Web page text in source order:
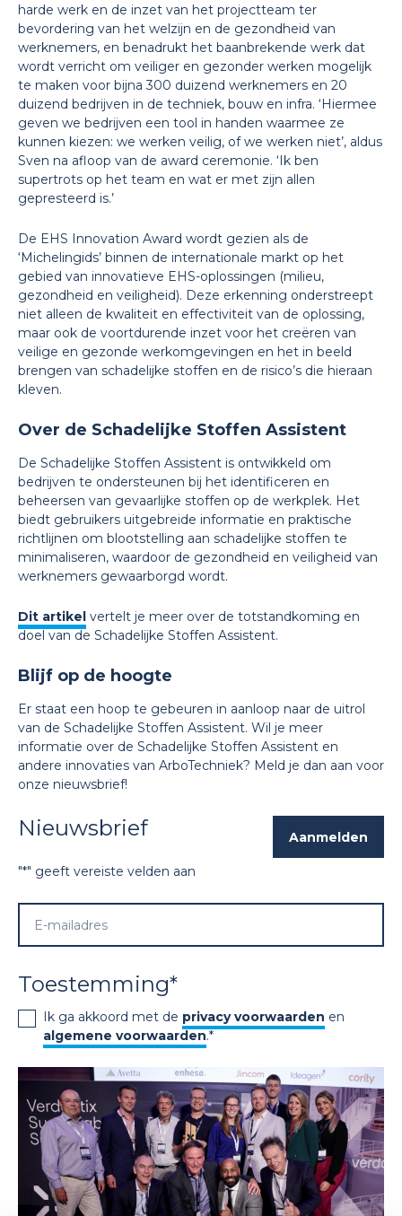
harde werk en de inzet van het projectteam ter
bevordering van het welzijn en de gezondheid van
werknemers, en benadrukt het baanbrekende werk dat
wordt verricht om veiliger en gezonder werken mogelijk
te maken voor bijna 300 duizend werknemers en 20
duizend bedrijven in de techniek, bouw en infra. ‘Hiermee
geven we bedrijven een tool in handen waarmee ze
kunnen kiezen: we werken veilig, of we werken niet’, aldus
Sven na afloop van de award ceremonie. ‘Ik ben
supertrots op het team en wat er met zijn allen
gepresteerd is.’
De EHS Innovation Award wordt gezien als de
‘Michelingids’ binnen de internationale markt op het
gebied van innovatieve EHS-oplossingen (milieu,
gezondheid en veiligheid). Deze erkenning onderstreept
niet alleen de kwaliteit en effectiviteit van de oplossing,
maar ook de voortdurende inzet voor het creëren van
veilige en gezonde werkomgevingen en het in beeld
brengen van schadelijke stoffen en de risico’s die hieraan
kleven.
Over de Schadelijke Stoffen Assistent
De Schadelijke Stoffen Assistent is ontwikkeld om
bedrijven te ondersteunen bij het identificeren en
beheersen van gevaarlijke stoffen op de werkplek. Het
biedt gebruikers uitgebreide informatie en praktische
richtlijnen om blootstelling aan schadelijke stoffen te
minimaliseren, waardoor de gezondheid en veiligheid van
werknemers gewaarborgd wordt.
Dit artikel vertelt je meer over de totstandkoming en
doel van de Schadelijke Stoffen Assistent.
Blijf op de hoogte
Er staat een hoop te gebeuren in aanloop naar de uitrol
van de Schadelijke Stoffen Assistent. Wil je meer
informatie over de Schadelijke Stoffen Assistent en
andere innovaties van ArboTechniek? Meld je dan aan voor
onze nieuwsbrief!
Nieuwsbrief
"*" geeft vereiste velden aan
Toestemming*
Ik ga akkoord met de privacy voorwaarden en
algemene voorwaarden.*